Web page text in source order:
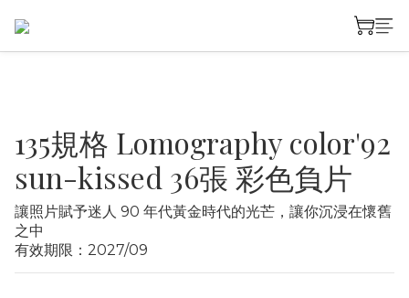
135規格 Lomography color'92
sun-kissed 36張 彩色負片
讓照片賦予迷人 90 年代黃金時代的光芒，讓你沉浸在懷舊
之中
有效期限：2027/09